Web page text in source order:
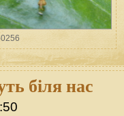
біля нас